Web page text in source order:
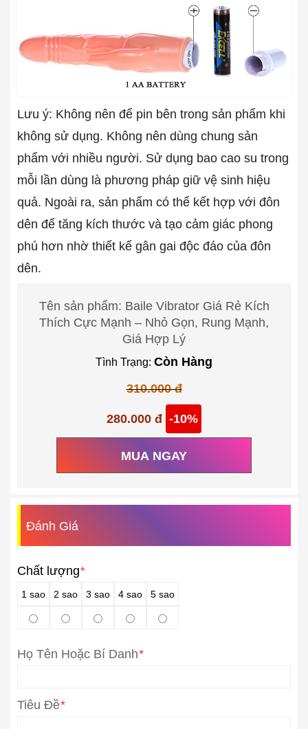
Lưu ý: Không nên để pin bên trong sản phẩm khi
không sử dụng. Không nên dùng chung sản
phẩm với nhiều người. Sử dụng bao cao su trong
mỗi lần dùng là phương pháp giữ vệ sinh hiệu
quả. Ngoài ra, sản phẩm có thể kết hợp với đôn
dên để tăng kích thước và tạo cảm giác phong
phú hơn nhờ thiết kế gân gai độc đáo của đôn
dên.
Tên sản phẩm: Baile Vibrator Giá Rẻ Kích
Thích Cực Mạnh – Nhỏ Gọn, Rung Mạnh,
Giá Hợp Lý
Tình Trạng: Còn Hàng
310.000 đ
280.000 đ -10%
MUA NGAY
Đánh Giá
Chất lượng*
1 sao 2 sao 3 sao 4 sao 5 sao
*
Họ Tên Hoặc Bí Danh
*
Tiêu Đề